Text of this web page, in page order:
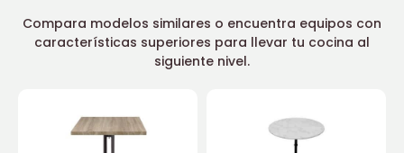
Compara modelos similares o encuentra equipos con
características superiores para llevar tu cocina al
siguiente nivel.